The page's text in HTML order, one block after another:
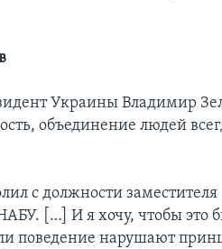
Украины Владимир
объединение людей
с должности заместителя
[…] И я хочу, чтобы это
поведение нарушают